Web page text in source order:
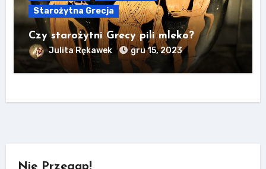
Starożytna Grecja
Czy starożytni Grecy pili mleko?
Julita Rękawek gru 15, 2023
Nie Przegap!